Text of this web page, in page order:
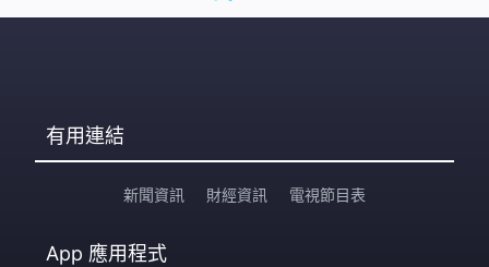
有用連結
新聞資訊 財經資訊 電視節目表
App 應用程式